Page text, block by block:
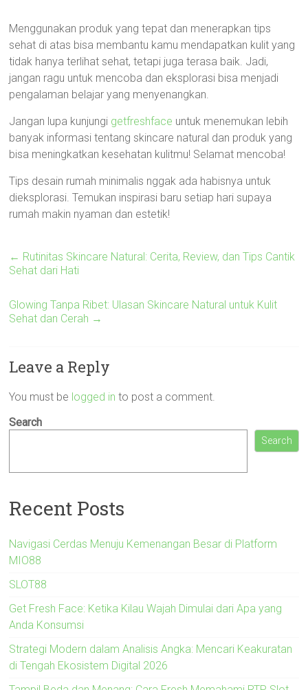
Menggunakan produk yang tepat dan menerapkan tips
sehat di atas bisa membantu kamu mendapatkan kulit yang
tidak hanya terlihat sehat, tetapi juga terasa baik. Jadi,
jangan ragu untuk mencoba dan eksplorasi bisa menjadi
pengalaman belajar yang menyenangkan.
Jangan lupa kunjungi getfreshface untuk menemukan lebih
banyak informasi tentang skincare natural dan produk yang
bisa meningkatkan kesehatan kulitmu! Selamat mencoba!
Tips desain rumah minimalis nggak ada habisnya untuk
dieksplorasi. Temukan inspirasi baru setiap hari supaya
rumah makin nyaman dan estetik!
← Rutinitas Skincare Natural: Cerita, Review, dan Tips Cantik
Sehat dari Hati
Glowing Tanpa Ribet: Ulasan Skincare Natural untuk Kulit
Sehat dan Cerah →
Leave a Reply
You must be logged in to post a comment.
Search
Search
Recent Posts
Navigasi Cerdas Menuju Kemenangan Besar di Platform
MIO88
SLOT88
Get Fresh Face: Ketika Kilau Wajah Dimulai dari Apa yang
Anda Konsumsi
Strategi Modern dalam Analisis Angka: Mencari Keakuratan
di Tengah Ekosistem Digital 2026